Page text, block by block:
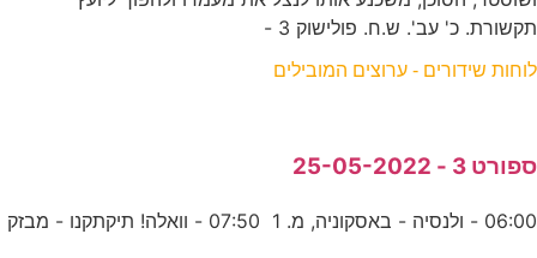
תקשורת. כ' עב'. ש.ח. פולישוק 3 -
לוחות שידורים - ערוצים המובילים
ספורט 3 - 25-05-2022
06:00 - ולנסיה - באסקוניה, מ. 1 07:50 - וואלה! תיקתקנו - מבזק